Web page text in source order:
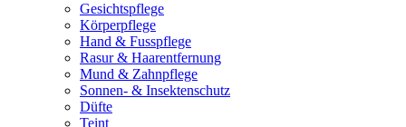
Gesichtspflege
Körperpflege
Hand & Fusspflege
Rasur & Haarentfernung
Mund & Zahnpflege
Sonnen- & Insektenschutz
Düfte
Teint